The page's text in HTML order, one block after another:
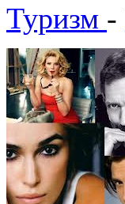
Туризм -